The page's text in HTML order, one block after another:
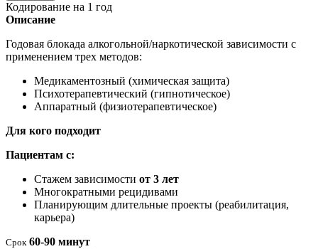
Кодирование на 1 год
Описание
Годовая блокада алкогольной/наркотической зависимости с
применением трех методов:
Медикаментозный (химическая защита)
Психотерапевтический (гипнотическое)
Аппаратный (физиотерапевтическое)
Для кого подходит
Пациентам с:
Стажем зависимости от 3 лет
Многократными рецидивами
Планирующим длительные проекты (реабилитация,
карьера)
Срок 60-90 минут